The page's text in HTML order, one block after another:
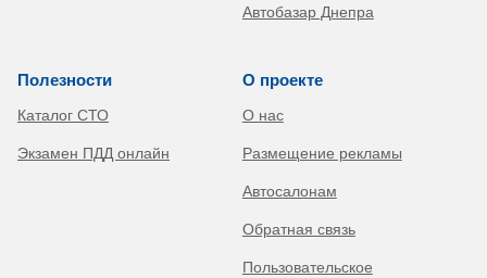
Автобазар Днепра
Полезности
Каталог СТО
Экзамен ПДД онлайн
О проекте
О нас
Размещение рекламы
Автосалонам
Обратная связь
Пользовательское